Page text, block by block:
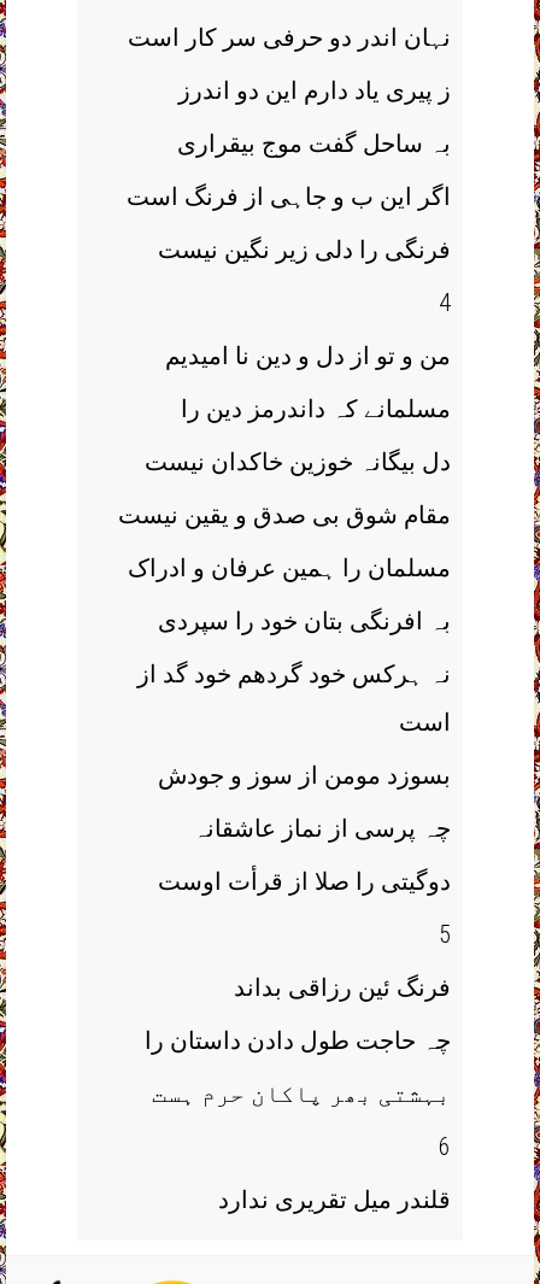
نہان اندر دو حرفی سر کار است
ز پیری یاد دارم این دو اندرز
بہ ساحل گفت موج بیقراری
اگر این ب و جاہی از فرنگ است
فرنگی را دلی زیر نگین نیست
4
من و تو از دل و دین نا امیدیم
مسلمانے کہ داندرمز دین را
دل بیگانہ خوزین خاکدان نیست
مقام شوق بی صدق و یقین نیست
مسلمان را ہمین عرفان و ادراک
بہ افرنگی بتان خود را سپردی
نہ ہرکس خود گردھم خود گد از
است
بسوزد مومن از سوز و جودش
چہ پرسی از نماز عاشقانہ
دوگیتی را صلا از قرأت اوست
5
فرنگ ئین رزاقی بداند
چہ حاجت طول دادن داستان را
بہشتی بھر پاکان حرم ہست
6
قلندر میل تقریری ندارد